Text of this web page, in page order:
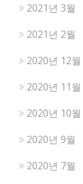
2021년 3월
2021년 2월
2020년 12월
2020년 11월
2020년 10월
2020년 9월
2020년 7월